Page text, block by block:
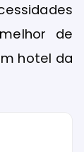
de
hotel da